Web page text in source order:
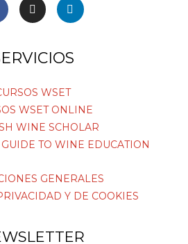
I
t
a
r
a
m
L
k
e
i
WSET
WSET ONLINE
WINE SCHOLAR
TO WINE EDUCATION
GENERALES
Y DE COOKIES